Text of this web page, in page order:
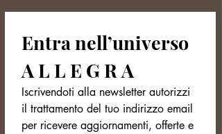
Entra nell’universo
A L L E G R A
Iscrivendoti alla newsletter autorizzi
il trattamento del tuo indirizzo email
per ricevere aggiornamenti, offerte e